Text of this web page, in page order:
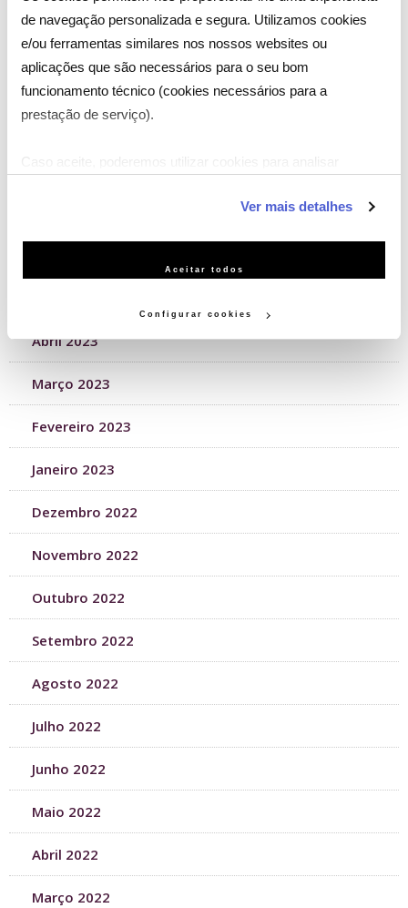
de navegação personalizada e segura. Utilizamos cookies
e/ou ferramentas similares nos nossos websites ou
aplicações que são necessários para o seu bom
funcionamento técnico (cookies necessários para a
prestação de serviço).
Caso aceite, poderemos utilizar cookies para analisar
serviço às suas preferências e apresentar-lhe
publicidade personalizada). Pode gerir a utilização dos
Ver mais detalhes
Aceitar todos
Configurar cookies
Novembro 2023
Outubro 2023
Setembro 2023
Agosto 2023
Abril 2023
Março 2023
Fevereiro 2023
Janeiro 2023
Dezembro 2022
Novembro 2022
Outubro 2022
Setembro 2022
Agosto 2022
Julho 2022
Junho 2022
Maio 2022
Abril 2022
Março 2022